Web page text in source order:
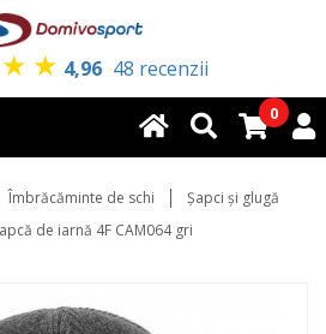
★ ★ 4,96 48 recenzii
0
Îmbrăcăminte de schi
Şapci şi glugă
de iarnă 4F CAM064 gri